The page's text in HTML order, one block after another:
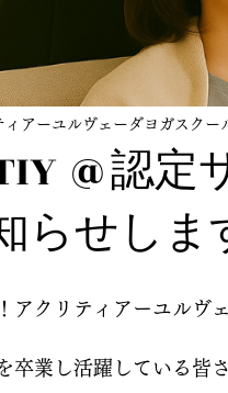
@認定
らせしま
ィアーユルヴェーダヨガスクー
アクリティアーユルヴ
卒業し活躍している皆